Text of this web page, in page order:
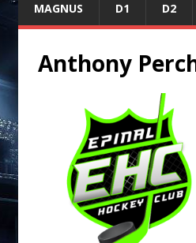
MAGNUS D1 D2
Anthony